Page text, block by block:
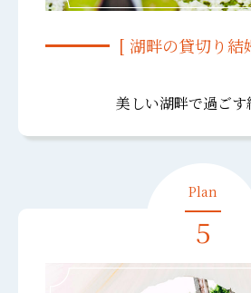
[ 湖畔の貸切り結
美しい湖畔で過ごす
5